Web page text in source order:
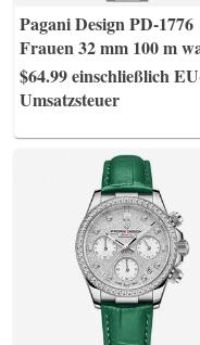
Pagani Design PD-1776
Frauen 32 mm 100 m
$64.99einschließlich
Umsatzsteuer